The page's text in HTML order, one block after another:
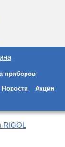
приборов
Новости Акции
RIGOL